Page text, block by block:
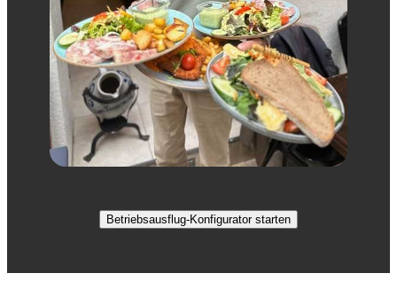
Betriebsausflug-Konfigurator starten